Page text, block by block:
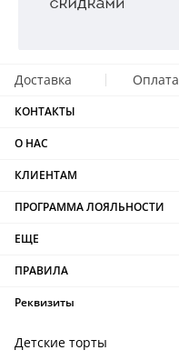
Доставка Оплата
КОНТАКТЫ
О НАС
КЛИЕНТАМ
ПРОГРАММА ЛОЯЛЬНОСТИ
ЕЩЕ
ПРАВИЛА
Реквизиты
Детские торты